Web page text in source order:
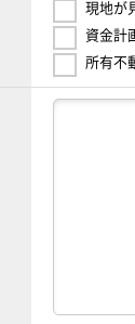
現地が
資金計
所有不